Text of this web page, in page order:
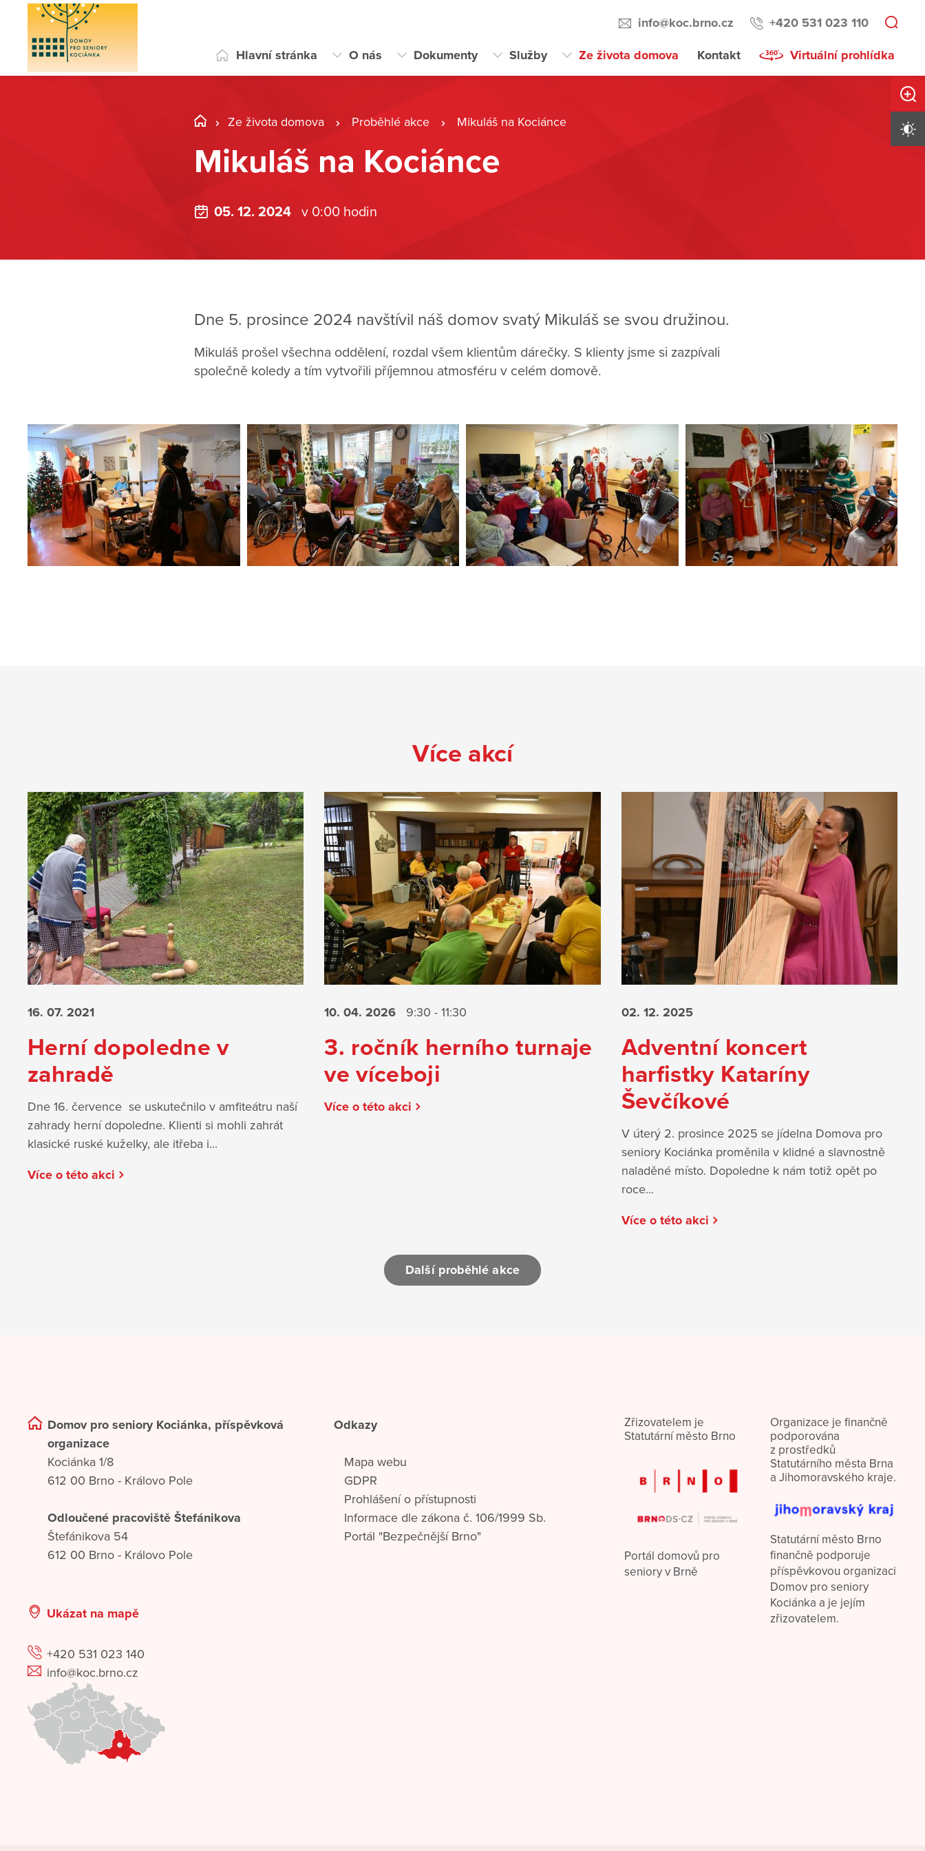
info@koc.brno.cz +420 531 023 110
Hlavní stránka O nás Dokumenty Služby Ze života domova Kontakt Virtuální prohlídka
Ze života domova Proběhlé akce Mikuláš na Kociánce
Mikuláš na Kociánce
05. 12. 2024 v 0:00 hodin
Dne 5. prosince 2024 navštívil náš domov svatý Mikuláš se svou družinou.
Mikuláš prošel všechna oddělení, rozdal všem klientům dárečky. S klienty jsme si zazpívali
společně koledy a tím vytvořili příjemnou atmosféru v celém domově.
Více akcí
16. 07. 2021
Herní dopoledne v
zahradě
Dne 16. července se uskutečnilo v amfiteátru naší
zahrady herní dopoledne. Klienti si mohli zahrát
klasické ruské kuželky, ale itřeba i...
Více o této akci
10. 04.2026 9:30 - 11:30
3. ročník herního turnaje
ve víceboji
Více o této akci
02. 12. 2025
Adventní koncert
harfistky Kataríny
Ševčíkové
V úterý 2. prosince 2025 se jídelna Domova pro
seniory Kociánka proměnila v klidné a slavnostně
naladěné místo. Dopoledne k nám totiž opět po
roce...
Více o této akci
Další proběhlé akce
Domov pro seniory Kociánka, příspěvková
organizace
Kociánka 1/8
612 00 Brno - Královo Pole
Odloučené pracoviště Štefánikova
Štefánikova 54
612 00 Brno - Královo Pole
Ukázat na mapě
+420 531 023 140
info@koc.brno.cz
Odkazy
Mapa webu
GDPR
Prohlášení o přístupnosti
Informace dle zákona č. 106/1999 Sb.
Portál "Bezpečnější Brno"
Zřizovatelem je
Statutární město Brno
Portál domovů pro
seniory v Brně
Organizace je finančně
podporována
z prostředků
Statutárního města Brna
a Jihomoravského kraje.
Statutární město Brno
finančně podporuje
příspěvkovou organizaci
Domov pro seniory
Kociánka a je jejím
zřizovatelem.